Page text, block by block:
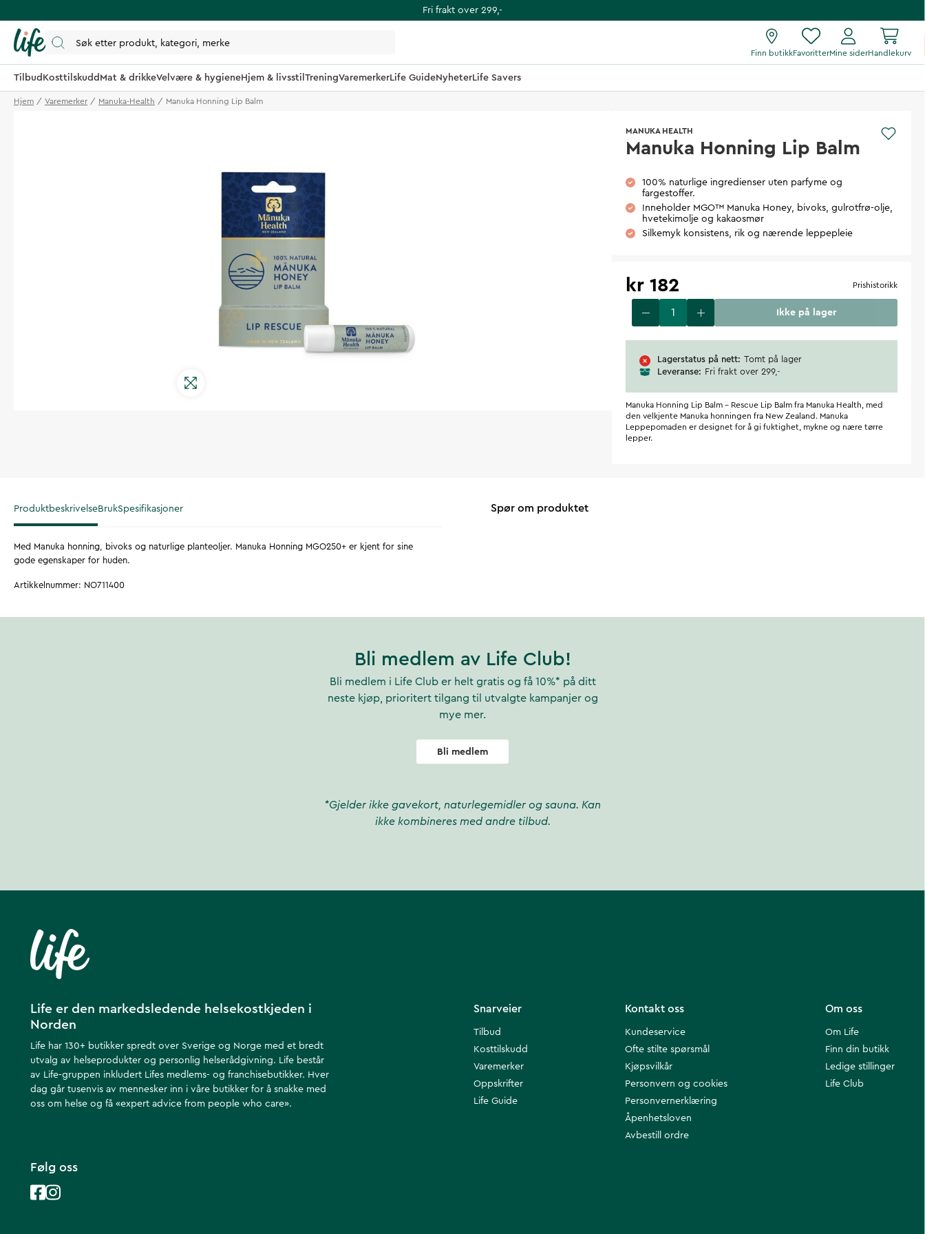
Fri frakt over 299,-
Finn butikkFavoritterMine siderHandlekurv
Tilbud Kosttilskudd Mat & drikkeVelvære & hygieneHjem & livsstil TreningVaremerkerLife GuideNyheterLife Savers
Hjem Varemerker Manuka-Health Manuka Honning Lip Balm
MANUKA HEALTH
Manuka Honning Lip Balm
100% naturlige ingredienser uten parfyme og
fargestoffer.
Inneholder MGO™ Manuka Honey, bivoks, gulrotfrø-olje,
hvetekimolje og kakaosmør
Silkemyk konsistens, rik og nærende leppepleie
kr 182 Prishistorikk
Ikke på lager
Lagerstatus på nett
Tomt på lager
Leveranse
Fri frakt over 299,-
Manuka Honning Lip Balm - Rescue Lip Balm fra Manuka Health, med
den velkjente Manuka honningen fra New Zealand. Manuka
Leppepomaden er designet for å gi fuktighet, mykne og nære tørre
lepper.
ProduktbeskrivelseBrukSpesifikasjoner
Med Manuka honning, bivoks og naturlige planteoljer. Manuka Honning MGO250+ er kjent for sine
gode egenskaper for huden.
Artikkelnummer: NO711400
Spør om produktet
Bli medlem av Life Club!
Bli medlem i Life Club er helt gratis og få 10%* på ditt
neste kjøp, prioritert tilgang til utvalgte kampanjer og
mye mer.
Bli medlem
*Gjelder ikke gavekort, naturlegemidler og sauna. Kan
ikke kombineres med andre tilbud.
Life er den markedsledende helsekostkjeden i
Norden
Life har 130+ butikker spredt over Sverige og Norge med et bredt
utvalg av helseprodukter og personlig helserådgivning. Life består
av Life-gruppen inkludert Lifes medlems- og franchisebutikker. Hver
dag går tusenvis av mennesker inn i våre butikker for å snakke med
oss om helse ​​og få «expert advice from people who care».
Om oss
Om Life
Finn din butikk
Ledige stillinger
Life Club
Kontakt oss
Kundeservice
Ofte stilte spørsmål
Kjøpsvilkår
Personvern og cookies
Personvernerklæring
Åpenhetsloven
Avbestill ordre
Snarveier
Tilbud
Kosttilskudd
Varemerker
Oppskrifter
Life Guide
Følg oss